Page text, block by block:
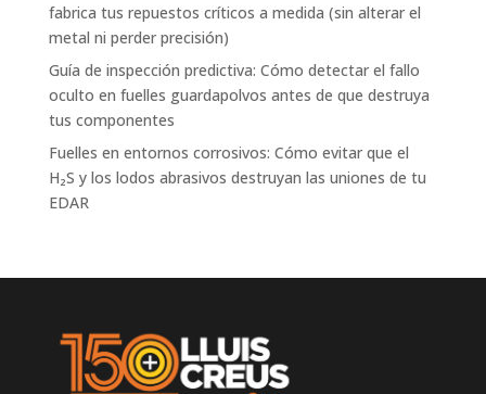
fabrica tus repuestos críticos a medida (sin alterar el
metal ni perder precisión)
Guía de inspección predictiva: Cómo detectar el fallo
oculto en fuelles guardapolvos antes de que destruya
tus componentes
Fuelles en entornos corrosivos: Cómo evitar que el
H₂S y los lodos abrasivos destruyan las uniones de tu
EDAR